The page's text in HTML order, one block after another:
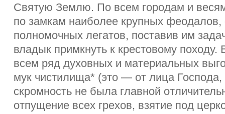
Святую Землю. По всем городам и
по замкам наиболее крупных феодалов,
полномочных легатов, поставив им
владык примкнуть к крестовому
всем ряд духовных и материальных
мук чистилища* (это — от лица
скромность не была главной
отпущение всех грехов, взятие под